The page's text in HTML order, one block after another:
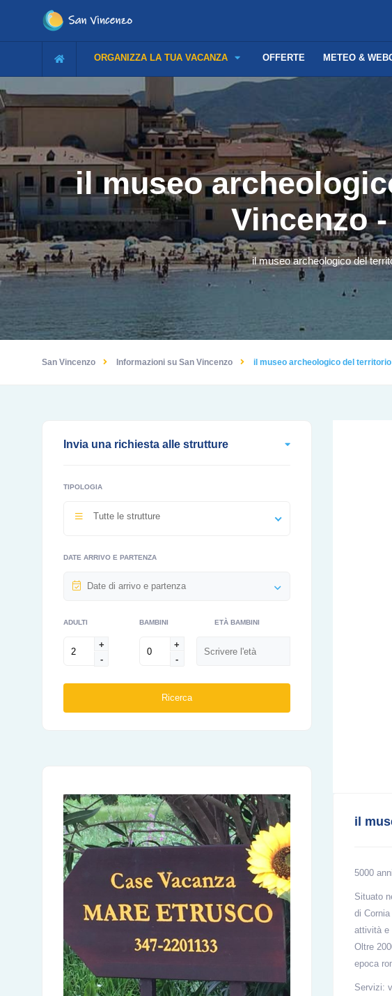
ORGANIZZA LA TUA VACANZA OFFERTE METEO &
il museo
Vincenzo
il museo archeologico del
San Vincenzo Informazioni su San Vincenzo il museo archeologico del
Invia una richiesta alle strutture
TIPOLOGIA
Tutte le strutture
DATE ARRIVO E PARTENZA
ADULTI
+
-
BAMBINI
+
-
ETÀ BAMBINI
il
5000
Situato
di
attività e
Oltre
epoca
Servizi: